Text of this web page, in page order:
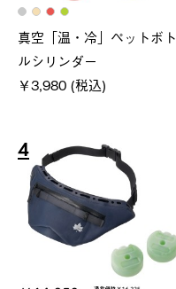
真空「温・冷」ペットボト
ルシリンダー
￥3,980 (税込)
4